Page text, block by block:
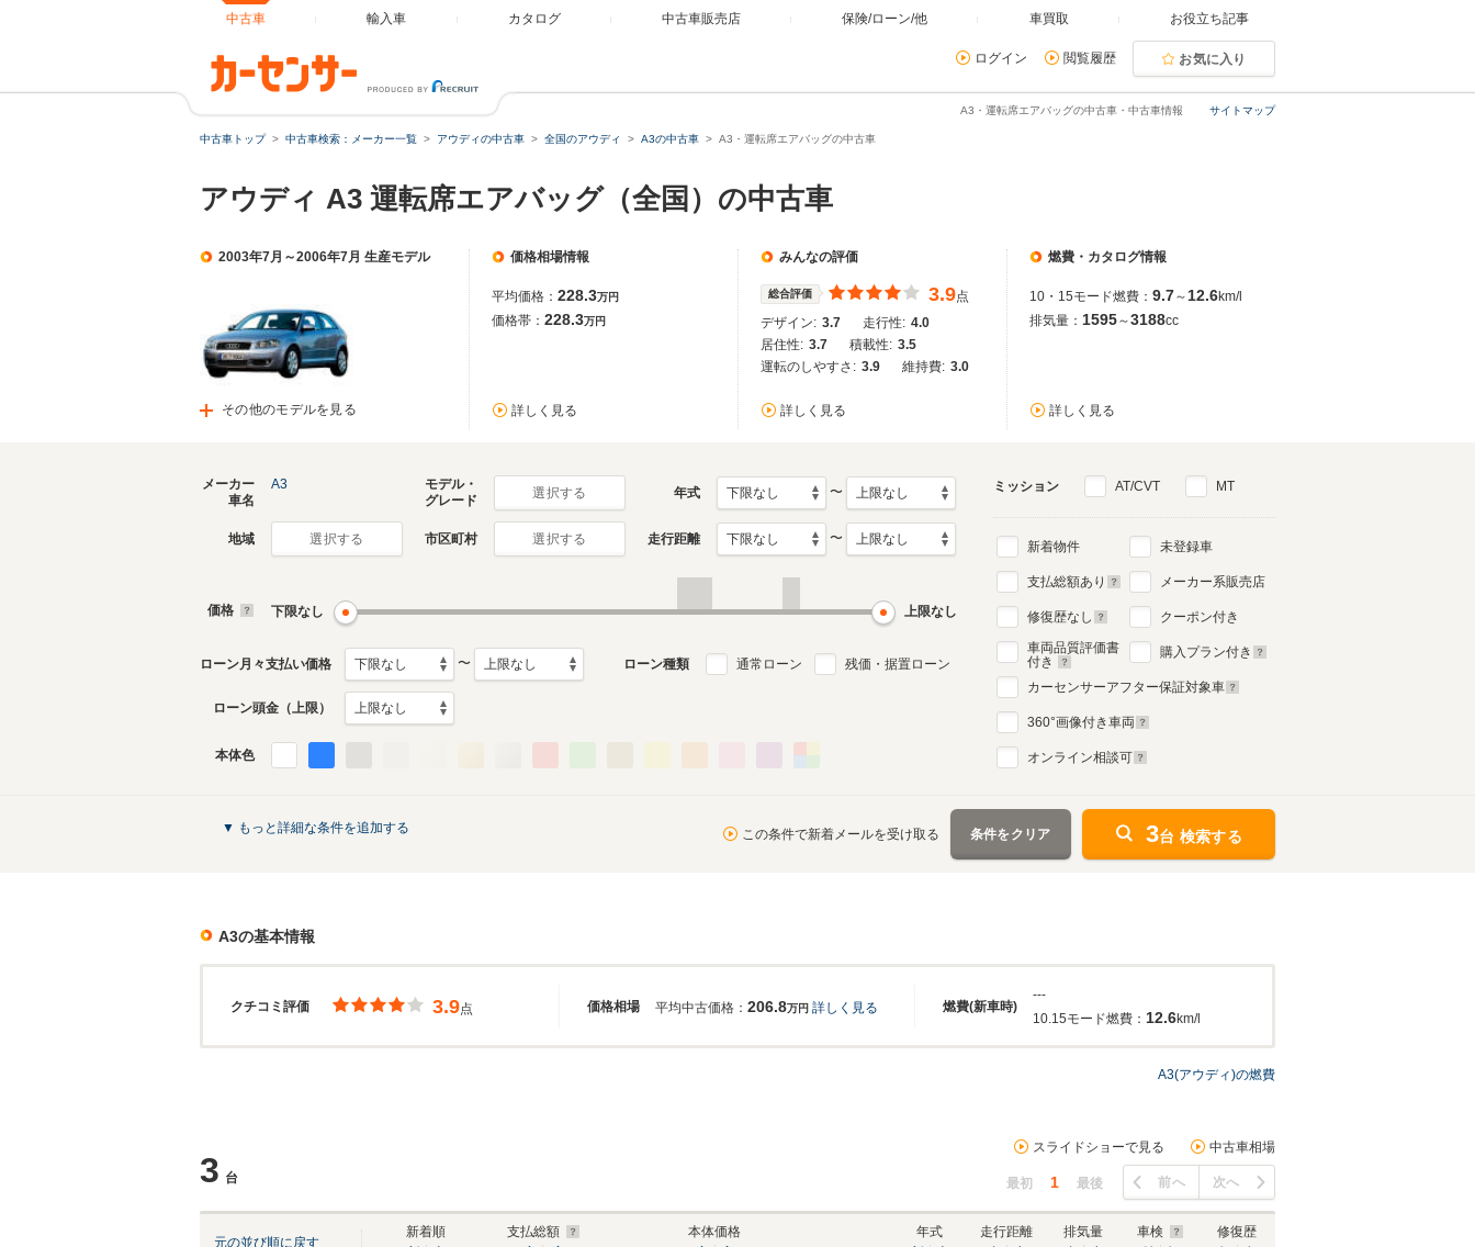
中古車 輸入車 カタログ 中古車販売店 保険/ローン/他 車買取 お役立ち記事
ログイン 閲覧履歴 お気に入り
サイトマップ
A3・運転席エアバッグの中古車・中古車情報
中古車トップ 中古車検索：メーカー一覧 アウディの中古車 全国のアウディ A3の中古車 A3・運転席エアバッグの中古車
アウディ A3 運転席エアバッグ（全国）の中古車
2003年7月～2006年7月 生産モデル
その他のモデルを見る
価格相場情報
平均価格： 228.3万円
価格帯： 228.3万円
詳しく見る
みんなの評価
総合評価 3.9点
デザイン: 3.7 走行性: 4.0
居住性: 3.7 積載性: 3.5
運転のしやすさ: 3.9 維持費: 3.0
詳しく見る
燃費・カタログ情報
10・15モード燃費： 9.7～ 12.6km/l
排気量： 1595～3188cc
詳しく見る
生産モデル
A3のカタログを見る
メーカー
車名
A3
モデル・
グレード
選択する 年式 〜
地域 選択する 市区町村 選択する 走行距離 〜
価格 下限なし 上限なし
ローン月々支払い価格 〜 ローン種類 通常ローン 残価・据置ローン
ローン頭金（上限）
本体色
ミッション AT/CVT MT
新着物件
支払総額あり
修復歴なし
車両品質評価書
付き
未登録車
メーカー系販売店
クーポン付き
購入プラン付き
カーセンサーアフター保証対象車
360°画像付き車両
オンライン相談可
▼ もっと詳細な条件を追加する この条件で新着メールを受け取る 条件をクリア 3台 検索する
A3の基本情報
クチコミ評価 価格相場 燃費(新車時)
3.9点 平均中古価格： 206.8万円 詳しく見る
---
10.15モード燃費： 12.6km/l
A3(アウディ)の燃費
3 台
スライドショーで見る 中古車相場
最初 1 最後 前へ 次へ
元の並び順に戻す
新着順
支払総額
本体価格
年式
走行距離
排気量
車検
修復歴